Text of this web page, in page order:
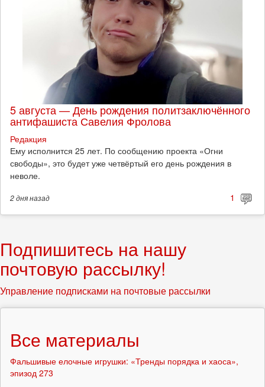
5 августа — День рождения политзаключённого
антифашиста Савелия Фролова
Редакция
Ему исполнится 25 лет. По сообщению проекта «Огни
свободы», это будет уже четвёртый его день рождения в
неволе.
2 дняназад 1
Подпишитесь на нашу
почтовую рассылку!
Управление подписками на почтовые рассылки
Все материалы
Фальшивые елочные игрушки: «Тренды порядка и хаоса»,
эпизод 273